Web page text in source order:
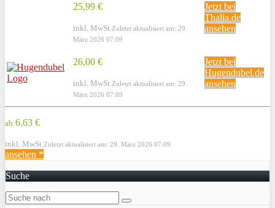
25,99 €
inkl. MwSt. Zuletzt aktualisiert am: 29.
März 2026 07:09
Jetzt bei
Thalia.de
ansehen
26,00 €
inkl. MwSt. Zuletzt aktualisiert am: 29.
März 2026 07:09
Jetzt bei
Hugendubel.de
ansehen
ab 6,63 €
inkl. MwSt. Zuletzt aktualisiert am: 29. März 2026 07:09
ansehen *
Suche